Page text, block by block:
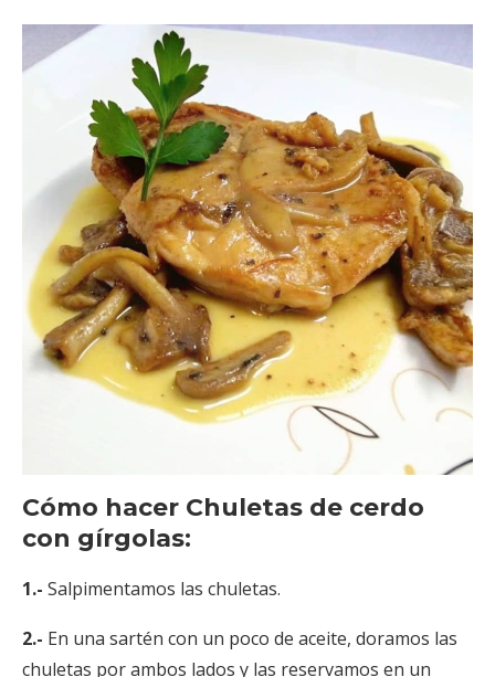
Cómo hacer Chuletas de cerdo
con gírgolas:
1.- Salpimentamos las chuletas.
2.- En una sartén con un poco de aceite, doramos las
chuletas por ambos lados y las reservamos en un